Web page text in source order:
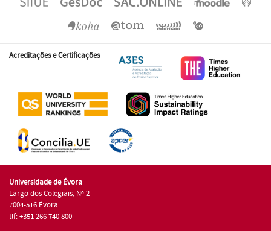
Acreditações e Certificações
Universidade de Évora
Largo dos Colegiais, Nº 2
7004-516 Évora
tlf: +351 266 740 800